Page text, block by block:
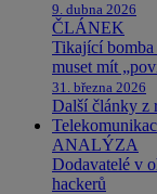
9. dubna 2026
ČLÁNEK
Tikající
muset mít
31. března 2026
Další články z
ANALÝZA
Dodavatelé v
hackerů